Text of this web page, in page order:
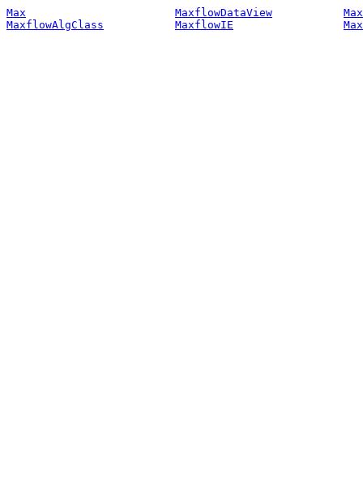
Max MaxflowDataView
MaxflowAlgClass
MaxflowIE